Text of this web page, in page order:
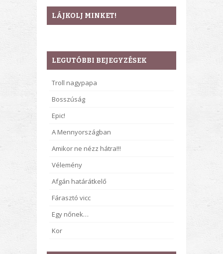
LÁJKOLJ MINKET!
LEGUTÓBBI BEJEGYZÉSEK
Troll nagypapa
Bosszúság
Epic!
A Mennyországban
Amikor ne nézz hátra!!!
Vélemény
Afgán határátkelő
Fárasztó vicc
Egy nőnek…
Kor